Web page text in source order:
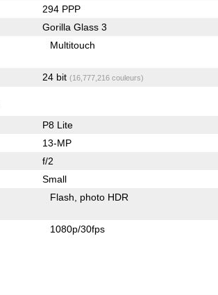
294 PPP
Gorilla Glass 3
Multitouch
24 bit (16,777,216 couleurs)
P8 Lite
13-MP
f/2
Small
Flash photo HDR
1080p/30fps